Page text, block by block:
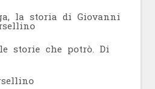
la storia di Giovanni
storie che potrò. Di